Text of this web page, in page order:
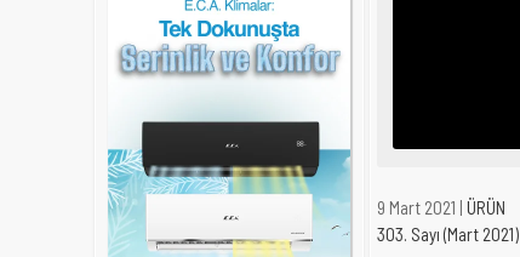
9 Mart 2021 | ÜRÜN
303. Sayı (Mart 2021)